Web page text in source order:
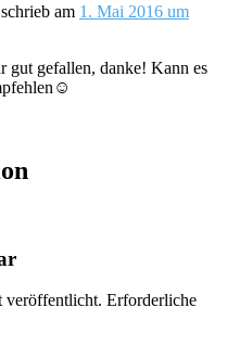
schrieb am 1. Mai 2016 um
gut gefallen, danke! Kann es
veröffentlicht. Erforderliche